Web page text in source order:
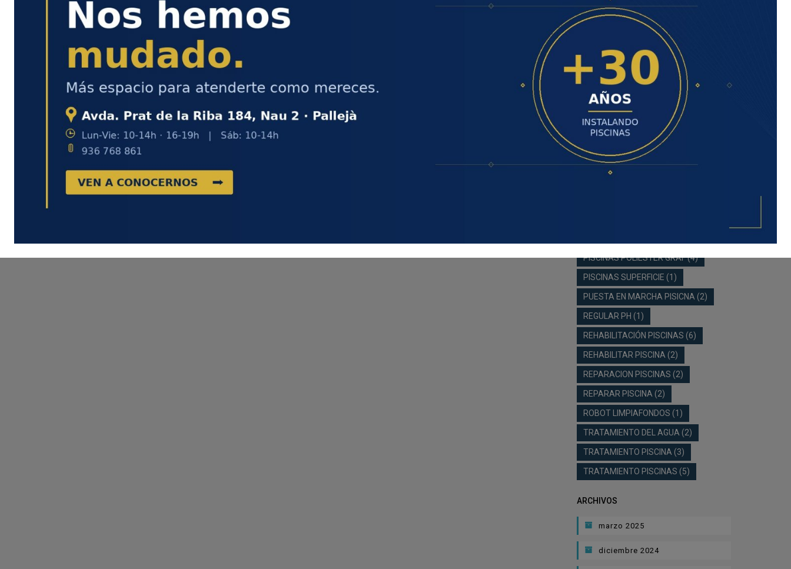
LAMINA ARMADA(2)
LIMPIA FONDOS(2)
LIMPIEZA
LIMPIEZA PISCINA (2)
LIMPIEZA PISCINAS(2)
LÁMINA ARMADA
MANTENIMIENTO PISCINAS
MEMBRANA ARMADA(2)
PH PISCINA(2)
PISCINAS POLIESTER GRAF(4)
PISCINAS SUPERFICIE (1)
PUESTA EN MARCHA PISICNA (2)
REGULAR PH (1)
REHABILITACIÓN PISCINAS (6)
REHABILITAR PISCINA (2)
REPARACION PISCINAS (2)
REPARAR PISCINA (2)
ROBOT LIMPIAFONDOS (1)
TRATAMIENTO DEL AGUA (2)
TRATAMIENTO PISCINA (3)
TRATAMIENTO PISCINAS (5)
ARCHIVOS
marzo 2025
diciembre 2024